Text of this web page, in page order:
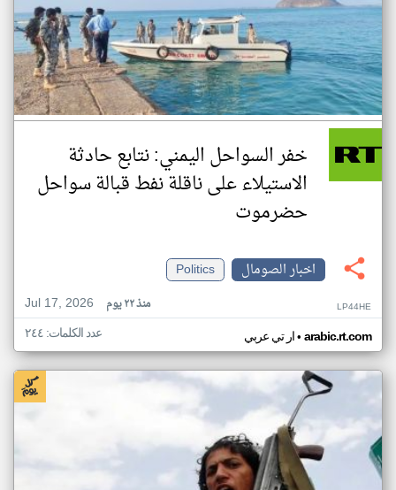
خفر السواحل اليمني: نتابع حادثة
الاستيلاء على ناقلة نفط قبالة سواحل
حضرموت
اخبار الصومال
Politics
Jul 17, 2026
منذ ٢٢ يوم LP44HE
ار تي عربي• arabic.rt.com عدد الكلمات: ٢٤٤